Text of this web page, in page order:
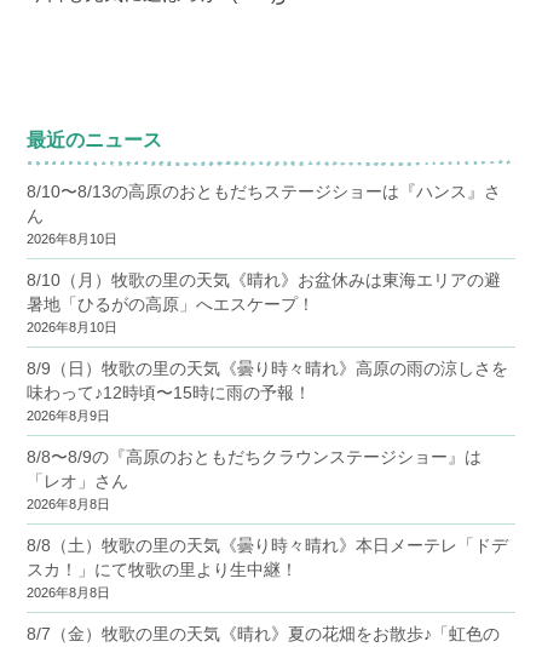
最近のニュース
8/10〜8/13の高原のおともだちステージショーは『ハンス』さ
ん
2026年8月10日
8/10（月）牧歌の里の天気《晴れ》お盆休みは東海エリアの避
暑地「ひるがの高原」へエスケープ！
2026年8月10日
8/9（日）牧歌の里の天気《曇り時々晴れ》高原の雨の涼しさを
味わって♪12時頃〜15時に雨の予報！
2026年8月9日
8/8〜8/9の『高原のおともだちクラウンステージショー』は
「レオ」さん
2026年8月8日
8/8（土）牧歌の里の天気《曇り時々晴れ》本日メーテレ「ドデ
スカ！」にて牧歌の里より生中継！
2026年8月8日
8/7（金）牧歌の里の天気《晴れ》夏の花畑をお散歩♪「虹色の